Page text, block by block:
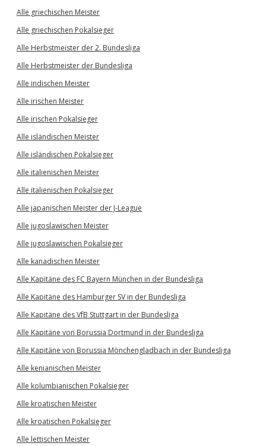
Alle griechischen Meister
Alle griechischen Pokalsieger
Alle Herbstmeister der 2. Bundesliga
Alle Herbstmeister der Bundesliga
Alle indischen Meister
Alle irischen Meister
Alle irischen Pokalsieger
Alle isländischen Meister
Alle isländischen Pokalsieger
Alle italienischen Meister
Alle italienischen Pokalsieger
Alle japanischen Meister der J-League
Alle jugoslawischen Meister
Alle jugoslawischen Pokalsieger
Alle kanadischen Meister
Alle Kapitäne des FC Bayern München in der Bundesliga
Alle Kapitäne des Hamburger SV in der Bundesliga
Alle Kapitäne des VfB Stuttgart in der Bundesliga
Alle Kapitäne von Borussia Dortmund in der Bundesliga
Alle Kapitäne von Borussia Mönchengladbach in der Bundesliga
Alle kenianischen Meister
Alle kolumbianischen Pokalsieger
Alle kroatischen Meister
Alle kroatischen Pokalsieger
Alle lettischen Meister